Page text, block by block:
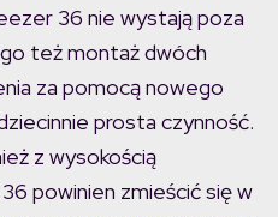
36 nie wystają poza
też montaż dwóch
za pomocą nowego
prosta czynność.
z wysokością
powinien zmieścić się w